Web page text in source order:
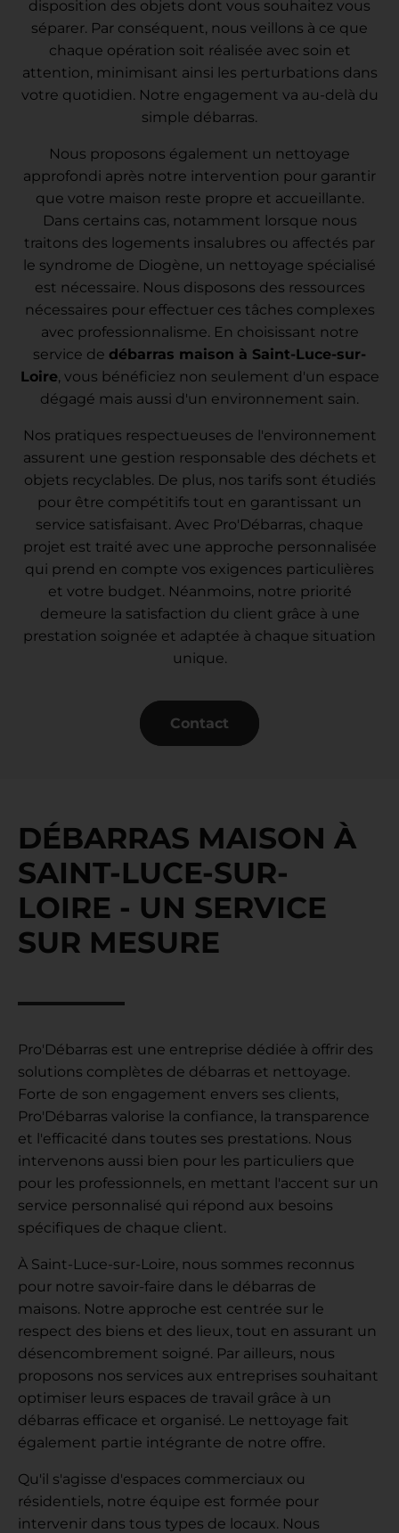
disposition des objets dont vous souhaitez vous
séparer. Par conséquent, nous veillons à ce que
chaque opération soit réalisée avec soin et
attention, minimisant ainsi les perturbations dans
votre quotidien. Notre engagement va au-delà du
simple débarras.
Nous proposons également un nettoyage
approfondi après notre intervention pour garantir
que votre maison reste propre et accueillante.
Dans certains cas, notamment lorsque nous
traitons des logements insalubres ou affectés par
le syndrome de Diogène, un nettoyage spécialisé
est nécessaire. Nous disposons des ressources
nécessaires pour effectuer ces tâches complexes
avec professionnalisme. En choisissant notre
service de débarras maison à Saint-Luce-sur-
Loire, vous bénéficiez non seulement d'un espace
dégagé mais aussi d'un environnement sain.
Nos pratiques respectueuses de l'environnement
assurent une gestion responsable des déchets et
objets recyclables. De plus, nos tarifs sont étudiés
pour être compétitifs tout en garantissant un
service satisfaisant. Avec Pro'Débarras, chaque
projet est traité avec une approche personnalisée
qui prend en compte vos exigences particulières
et votre budget. Néanmoins, notre priorité
demeure la satisfaction du client grâce à une
prestation soignée et adaptée à chaque situation
unique.
Contact
DÉBARRAS MAISON À
SAINT-LUCE-SUR-
LOIRE - UN SERVICE
SUR MESURE
Pro'Débarras est une entreprise dédiée à offrir des
solutions complètes de débarras et nettoyage.
Forte de son engagement envers ses clients,
Pro'Débarras valorise la confiance, la transparence
et l'efficacité dans toutes ses prestations. Nous
intervenons aussi bien pour les particuliers que
pour les professionnels, en mettant l'accent sur un
service personnalisé qui répond aux besoins
spécifiques de chaque client.
À Saint-Luce-sur-Loire, nous sommes reconnus
pour notre savoir-faire dans le débarras de
maisons. Notre approche est centrée sur le
respect des biens et des lieux, tout en assurant un
désencombrement soigné. Par ailleurs, nous
proposons nos services aux entreprises souhaitant
optimiser leurs espaces de travail grâce à un
débarras efficace et organisé. Le nettoyage fait
également partie intégrante de notre offre.
Qu'il s'agisse d'espaces commerciaux ou
résidentiels, notre équipe est formée pour
intervenir dans tous types de locaux. Nous